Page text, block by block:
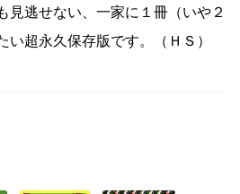
見逃せない、一家に１冊（いや２
い超永久保存版です。（ＨＳ）